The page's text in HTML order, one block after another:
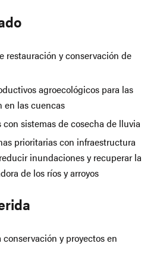
restauración y conservación de
agroecológicos para las
en las cuencas
sistemas de cosecha de lluvia
prioritarias con infraestructura
inundaciones y recuperar la
de los ríos y arroyos
y proyectos en